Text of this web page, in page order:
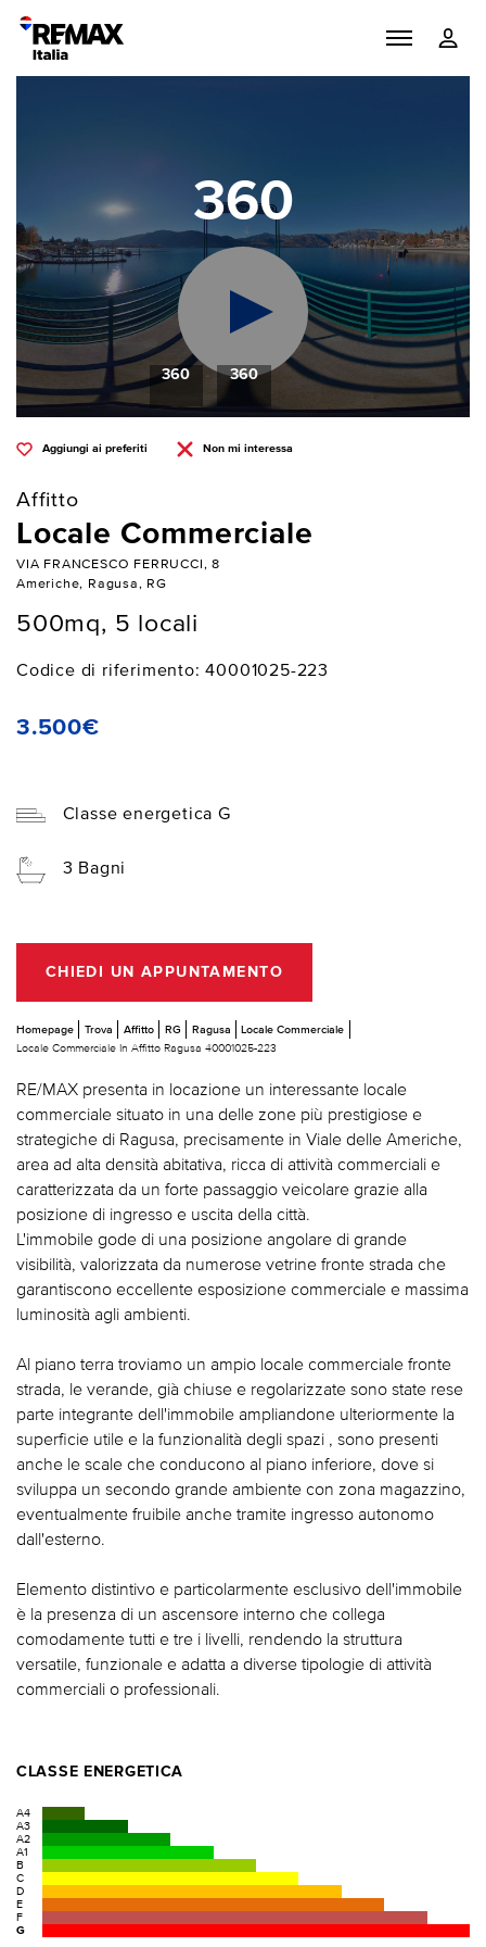
360
360 360
Aggiungi ai preferiti Non mi interessa
Affitto
Locale Commerciale
VIA FRANCESCO FERRUCCI, 8
Americhe, Ragusa, RG
500mq, 5 locali
Codice di riferimento: 40001025-223
3.500€
Classe energetica G
3 Bagni
CHIEDI UN APPUNTAMENTO
Homepage Trova Affitto RG Ragusa
Locale Commerciale
Locale Commerciale In Affitto Ragusa 40001025-223
RE/MAX presenta in locazione un interessante locale
commerciale situato in una delle zone più prestigiose e
strategiche di Ragusa, precisamente in Viale delle Americhe,
area ad alta densità abitativa, ricca di attività commerciali e
caratterizzata da un forte passaggio veicolare grazie alla
posizione di ingresso e uscita della città.
L'immobile gode di una posizione angolare di grande
visibilità, valorizzata da numerose vetrine fronte strada che
garantiscono eccellente esposizione commerciale e massima
luminosità agli ambienti.
Al piano terra troviamo un ampio locale commerciale fronte
strada, le verande, già chiuse e regolarizzate sono state rese
parte integrante dell'immobile ampliandone ulteriormente la
superficie utile e la funzionalità degli spazi , sono presenti
anche le scale che conducono al piano inferiore, dove si
sviluppa un secondo grande ambiente con zona magazzino,
eventualmente fruibile anche tramite ingresso autonomo
dall'esterno.
Elemento distintivo e particolarmente esclusivo dell'immobile
è la presenza di un ascensore interno che collega
comodamente tutti e tre i livelli, rendendo la struttura
versatile, funzionale e adatta a diverse tipologie di attività
commerciali o professionali.
CLASSE ENERGETICA
A4
A3
A2
A1
B
C
D
E
F
G